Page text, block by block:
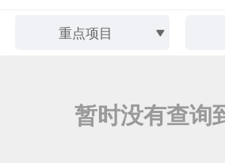
重点项目
暂时没有查询